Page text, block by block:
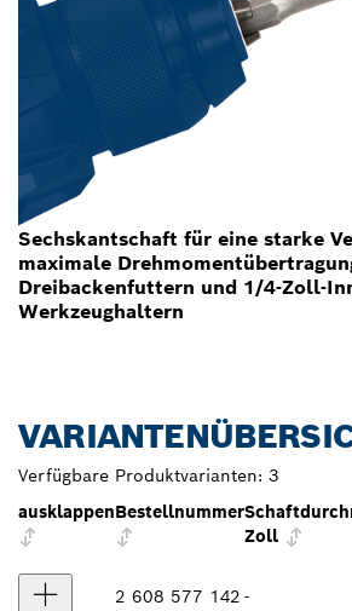
Sechskantschaft für eine starke
maximale
Dreibackenfuttern und 1/4-Zoll-
Werkzeughaltern
Verfügbare Produktvarianten: 3
ausklappenBestellnummer
Zoll
2 608 577 142 -